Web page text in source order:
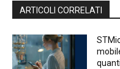
ARTICOLI CORRELATI